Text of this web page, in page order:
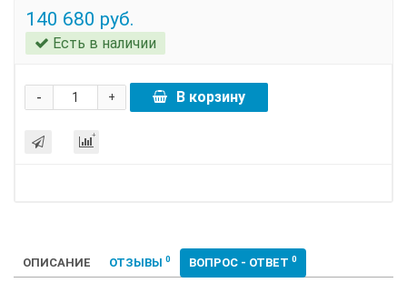
140 680 руб.
Есть в наличии
+
- В корзину
ОПИСАНИЕ ОТЗЫВЫ 0 ВОПРОС - ОТВЕТ 0